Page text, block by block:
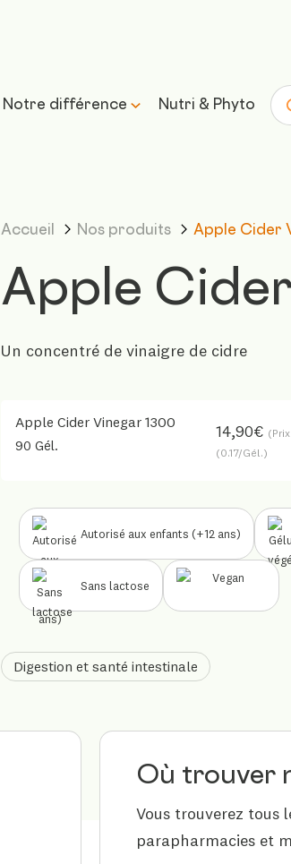
Notre différence
Transparence &
formulation responsable
Approvisionnement &
Contrôle & qualité
B Corp™
Nos labels
formation
Partenariats
académiques &
collaborations
Nutri & Phyto
Accueil Nos produits Apple Cider
Apple
Un concentré de vinaigre de cidre
Apple Cider Vinegar 1300
90 Gél.
14,90€
(0.17/Gél.)
Autorisé aux enfants (+12 ans)
Sans lactose
Digestion et santé intestinale
Où trouver
Vous trouverez tous
parapharmacies et